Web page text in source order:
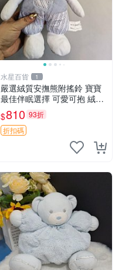
水星百貨 1
嚴選絨質安撫熊附搖鈴 寶寶
最佳伴眠選擇 可愛可抱 絨毛
玩具 安撫熊 嬰兒用
$810 93折
折扣碼